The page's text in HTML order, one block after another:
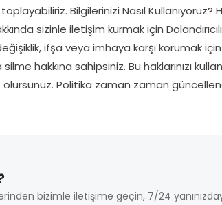
Bilgilerinizi Nasıl
sizinle iletişim kurmak için
ifşa veya imhaya karşı korumak
hakkına sahipsiniz. Bu haklarınızı
olursunuz. Politika zaman zaman
bizimle iletişime geçin, 7/24